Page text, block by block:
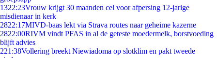
1322:23Vrouw krijgt 30 maanden cel voor afpersing 12-jarige
misdienaar in kerk
2822:17MIVD-baas lekt via Strava routes naar geheime kazerne
2822:00RIVM vindt PFAS in al de geteste moedermelk, borstvoeding
blijft advies
221:38Vollering breekt Niewiadoma op slotklim en pakt tweede